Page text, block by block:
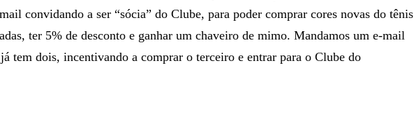
convidando a ser “sócia” do Clube, para poder comprar cores novas do tênis
ter 5% de desconto e ganhar um chaveiro de mimo. Mandamos um e-mail
tem dois, incentivando a comprar o terceiro e entrar para o Clube do